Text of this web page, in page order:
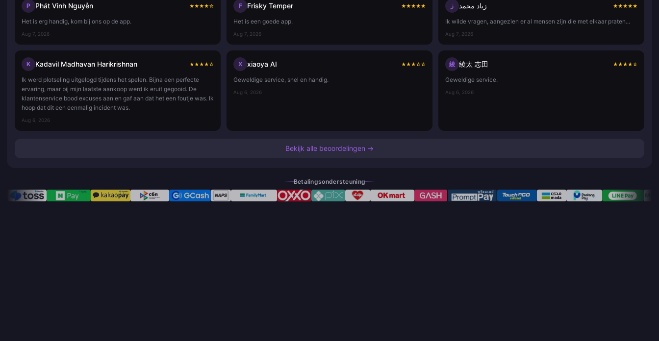
P Phát Vinh Nguyễn ★★★★☆
Het is erg handig, kom bij ons op de app.
Aug 7, 2026
F Frisky Temper ★★★★★
Het is een goede app.
Aug 7, 2026
ز زياد محمد ★★★★★
Ik wilde vragen, aangezien er al mensen zijn die met elkaar praten...
Aug 7, 2026
K Kadavil Madhavan Harikrishnan ★★★★☆
Ik werd plotseling uitgelogd tijdens het spelen. Bijna een perfecte
ervaring, maar bij mijn laatste aankoop werd ik eruit gegooid. De
klantenservice bood excuses aan en gaf aan dat het een foutje was. Ik
hoop dat dit een eenmalig incident was.
Aug 6, 2026
X xiaoya AI ★★★☆☆
Geweldige service, snel en handig.
Aug 6, 2026
綾 綾太 志田 ★★★★☆
Geweldige service.
Aug 6, 2026
Bekijk alle beoordelingen →
Betalingsondersteuning